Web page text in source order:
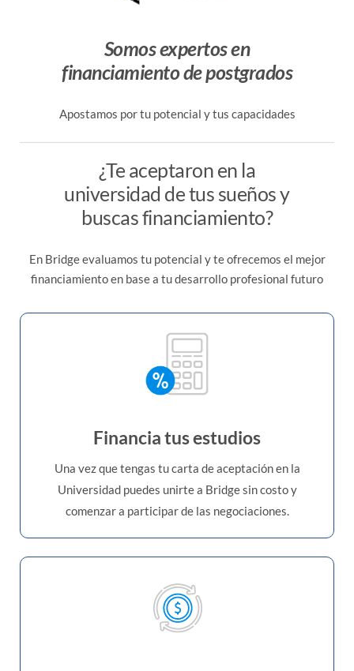
Somos expertos en
financiamiento de postgrados
Apostamos por tu potencial y tus capacidades
¿Te aceptaron en la
universidad de tus sueños y
buscas financiamiento?
En Bridge evaluamos tu potencial y te ofrecemos el mejor
financiamiento en base a tu desarrollo profesional futuro
Financia tus estudios
Una vez que tengas tu carta de aceptación en la
Universidad puedes unirte a Bridge sin costo y
comenzar a participar de las negociaciones.